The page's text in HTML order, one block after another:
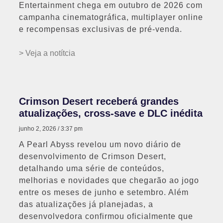
Entertainment chega em outubro de 2026 com
campanha cinematográfica, multiplayer online
e recompensas exclusivas de pré-venda.
> Veja a notítcia
Crimson Desert receberá grandes
atualizações, cross-save e DLC inédita
junho 2, 2026 3:37 pm
A Pearl Abyss revelou um novo diário de
desenvolvimento de Crimson Desert,
detalhando uma série de conteúdos,
melhorias e novidades que chegarão ao jogo
entre os meses de junho e setembro. Além
das atualizações já planejadas, a
desenvolvedora confirmou oficialmente que